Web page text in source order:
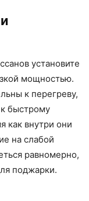
установите
мощностью.
к перегреву,
быстрому
как внутри они
на слабой
равномерно,
поджарки.